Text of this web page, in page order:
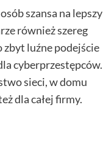
szansa na lepszy
również szereg
zbyt luźne podejście
cyberprzestępców.
sieci, w domu
dla całej firmy.